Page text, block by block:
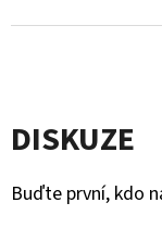
DISKUZE
Buďte první, kdo